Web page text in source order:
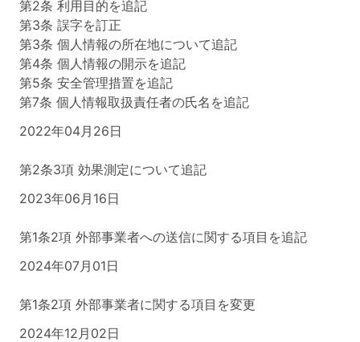
第2条 利用目的を追記
第3条 誤字を訂正
第3条 個人情報の所在地について追記
第4条 個人情報の開示を追記
第5条 安全管理措置を追記
第7条 個人情報取扱責任者の氏名を追記
2022年04月26日
第2条3項 効果測定について追記
2023年06月16日
第1条2項 外部事業者への送信に関する項目を追記
2024年07月01日
第1条2項 外部事業者に関する項目を変更
2024年12月02日